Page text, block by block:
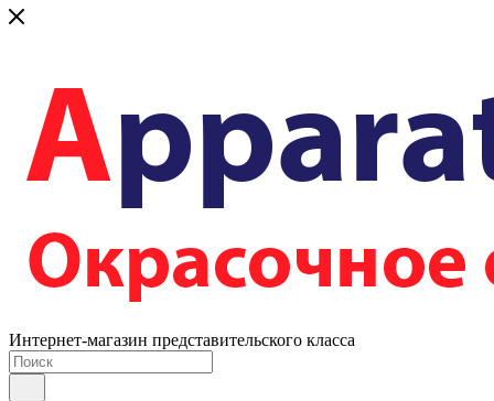
Интернет-магазин представительского класса